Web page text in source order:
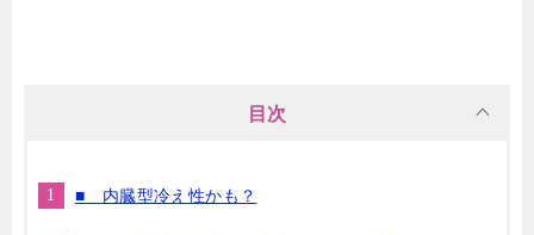
目次
■ 内臓型冷え性かも？